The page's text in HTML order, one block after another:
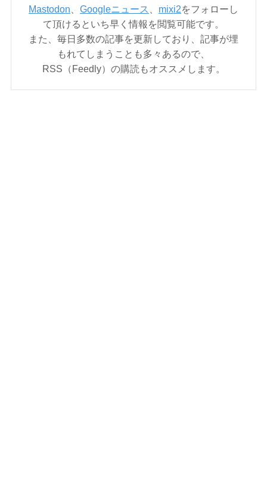
Mastodon Googleニュース mixi2をフォローし
て頂けるといち早く情報を閲覧可能です。
また、毎日多数の記事を更新しており、記事が埋
もれてしまうことも多々あるので、
RSS（Feedly）の購読もオススメします。